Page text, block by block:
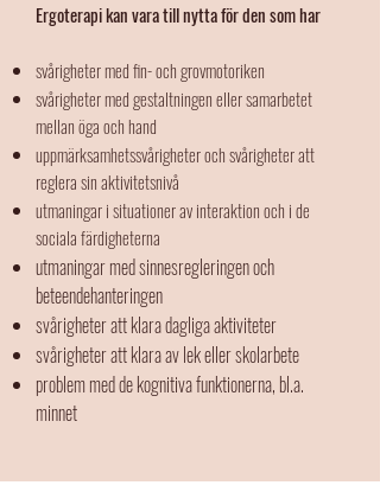
Ergoterapi kan vara till nytta för den som har
svårigheter med fin- och grovmotoriken
svårigheter med gestaltningen eller samarbetet
mellan öga och hand
uppmärksamhetssvårigheter och svårigheter att
reglera sin aktivitetsnivå
utmaningar i situationer av interaktion och i de
sociala färdigheterna
utmaningar med sinnesregleringen och
beteendehanteringen
svårigheter att klara dagliga aktiviteter
svårigheter att klara av lek eller skolarbete
problem med de kognitiva funktionerna, bl.a.
minnet